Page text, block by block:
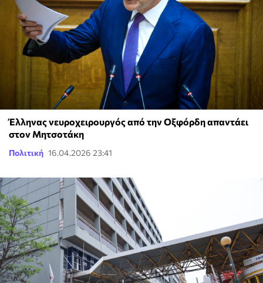
Έλληνας νευροχειρουργός από την Οξφόρδη απαντάει
στον Μητσοτάκη
Πολιτική 16.04.2026 23:41